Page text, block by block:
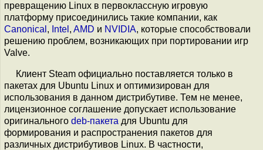
превращению Linux в первоклассную игровую
платформу присоединились такие компании, как
Canonical , Intel , AMD и NVIDIA, которые способствовали
решению проблем, возникающих при портировании игр
Valve.
Клиент Steam официально поставляется только в
пакетах для Ubuntu Linux и оптимизирован для
использования в данном дистрибутиве. Тем не менее,
лицензионное соглашение допускает использование
оригинального deb-пакета для Ubuntu для
формирования и распространения пакетов для
различных дистрибутивов Linux. В частности,